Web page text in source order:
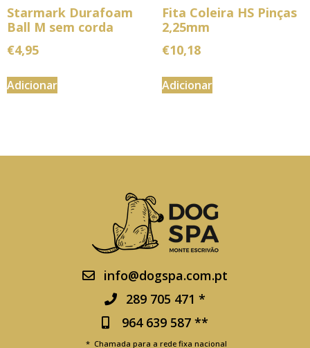
Starmark Durafoam
Ball M sem corda
€4,95
Adicionar
Fita Coleira HS Pinças
2,25mm
€10,18
Adicionar
info@dogspa.com.pt
289 705 471 *
964 639 587 **
* Chamada para a rede fixa nacional